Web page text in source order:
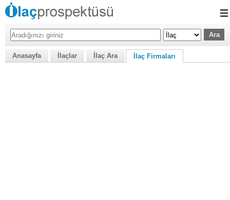
Anasayfa İlaçlar İlaç Ara İlaç Firmaları